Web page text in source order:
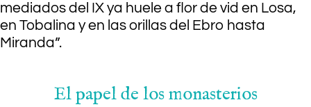
mediados del IX ya huele a flor de vid en Losa,
en Tobalina y en las orillas del Ebro hasta
Miranda”.
El papel de los monasterios